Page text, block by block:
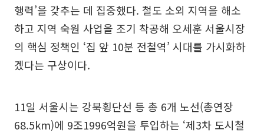
행력’을 갖추는 데 집중했다. 철도 소외 지역을 해소
하고 지역 숙원 사업을 조기 착공해 오세훈 서울시장
의 핵심 정책인 ‘집 앞 10분 전철역’ 시대를 가시화하
겠다는 구상이다.
11일 서울시는 강북횡단선 등 총 6개 노선(총연장
68.5km)에 9조1996억원을 투입하는 ‘제3차 도시철